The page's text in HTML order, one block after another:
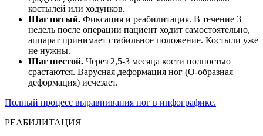
костылей или ходунков.
Шаг пятый. Фиксация и реабилитация. В течение 3
недель после операции пациент ходит самостоятельно,
аппарат принимает стабильное положение. Костыли уже
не нужны.
Шаг шестой. Через 2,5-3 месяца кости полностью
срастаются. Варусная деформация ног (О-образная
деформация) исчезает.
Полный процесс выравнивания ног в инфографике.
РЕАБИЛИТАЦИЯ